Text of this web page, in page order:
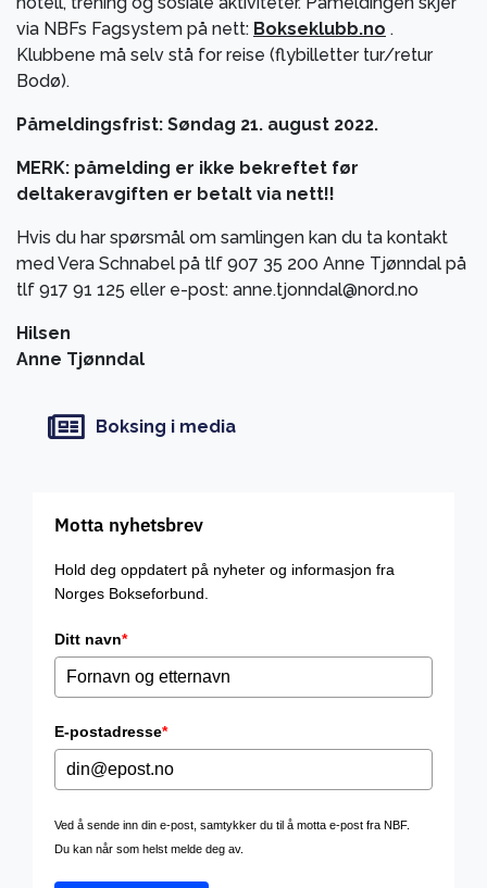
via NBFs Fagsystem på nett: Bokseklubb.no .
Klubbene må selv stå for reise (flybilletter tur/retur
Bodø).
Påmeldingsfrist: Søndag 21. august 2022.
MERK: påmelding er ikke bekreftet før
deltakeravgiften er betalt via nett!!
Hvis du har spørsmål om samlingen kan du ta kontakt
med Vera Schnabel på tlf 907 35 200 Anne Tjønndal på
tlf 917 91 125 eller e-post: anne.tjonndal@nord.no
Hilsen
Anne Tjønndal
Boksing i media
Motta nyhetsbrev
Hold deg oppdatert på nyheter og informasjon fra
Norges Bokseforbund.
Ditt navn*
E-postadresse*
Ved å sende inn din e-post, samtykker du til å motta e-post fra NBF.
Du kan når som helst melde deg av.